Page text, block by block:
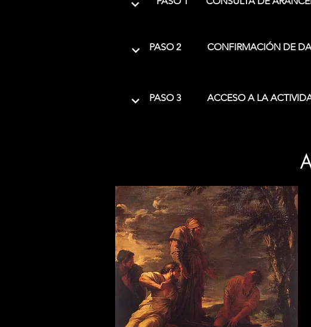
PASO 2 CONFIRMACIÓN DE
PASO 3 ACCESO A LA